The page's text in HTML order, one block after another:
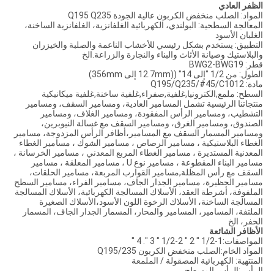
الظفر العادي
المواد: الصلب منخفض الكربون عالية الجودة Q195 Q235
المعالجة السطحية: البولندي، الكهربائية الغلفانزية، الغلفانزية الساخنة،
الغليان الأسود
التطبيق: يستخدم بشكل رئيسي للأخشاب الناعمة والصلبة والخيزران
والبلاستيك وصيانة الأثاث والبناء والنجارة والزراعة.الخ
قطر: BWG2-BWG19
الطول: من 1/2 "إلى 14" ((12.7mm إلى 356mm)
مادة: Q195/Q235/#45/C1012
السطح: ملمع,الكترونيا,غلفية,صفراء,غلفية ساخنة,غلفية ميكانيكية
منتجاتنا الرئيسية تشمل المسامير العادية، ومسامير السقف، ومسامير
التشطيب، ومسامير الرأس المفقودة، ومسامير الغلاف، ومسامير
الصندوق، ومسامير الغرق، ومسامير السقف مع غسالة النيوبرين،
ومسامير المسمار السقف مع المسامير،أظافر الرأس المزدوجة، مسامير
الغطاء البلاستيكية ، مسامير الرصاص ، مسامير الشوك ، مسامير الغطاء
المعدنية المستديرة ، مسامير الغطاء المربع المعدني ، مسامير الخرسانة ،
مسامير البناء المقطوعة ، مسامير نوع U ، مسامير المعلقة ، مسامير
السقف مع رأس المظلة,مسامير القوارب المربعة، مسامير الحلقات،
مسامير الحظيرة، مسامير الجدار الجاف، مسامير الفراء، مسامير السطح
الملفوفة، أشرطة العقد، الأسلاك المسالجة الكهربائية، الأسلاك المسالجة
المسالجة الساخنة، الأسلاك الرخوة اللون الأسود،الأسلاك الصغيرة
الملتفة، المسامير، المسامير والمحار، المسمار الجدار الجاف، المسمار
الحفر، الخ
الأظافر الشائعة
المواصفات:1-1/2 " 2 " 2-1/2 " 3 ". 4 "
المواد الخام:الصلب منخفض الكربون Q195/235
المنتهية: الكهربائية المصقولة / الملمعة